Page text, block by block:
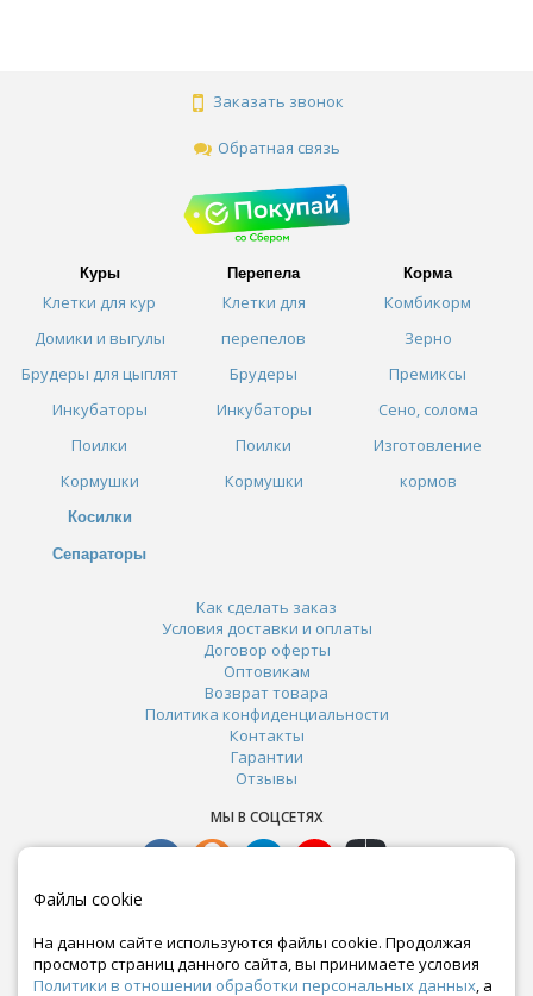
Заказать звонок
Обратная связь
Куры
Клетки для кур
Домики и выгулы
Брудеры для цыплят
Инкубаторы
Поилки
Кормушки
Косилки
Сепараторы
Перепела
Клетки для
перепелов
Брудеры
Инкубаторы
Поилки
Кормушки
Корма
Комбикорм
Зерно
Премиксы
Сено, солома
Изготовление
кормов
Как сделать заказ
Условия доставки и оплаты
Договор оферты
Оптовикам
Возврат товара
Политика конфиденциальности
Контакты
Гарантии
Отзывы
МЫ В СОЦСЕТЯХ
Файлы cookie
На данном сайте используются файлы cookie. Продолжая
просмотр страниц данного сайта, вы принимаете условия
Политики в отношении обработки персональных данных, а